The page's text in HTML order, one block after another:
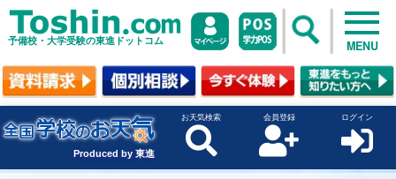
予備校・大学受験の東進ドットコム MENU
Produced by 東進
お天気検索 会員登録 ログイン